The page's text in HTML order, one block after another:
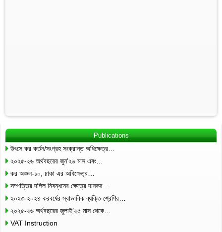
Publications
উৎসে কর কর্তন/সংগ্রহ সংক্রান্ত অধিক্ষেত্র…
২০২৫-২৬ অর্থবছরের জুন’২৬ মাস এবং…
কর অঞ্চল-১০, ঢাকা এর অধিক্ষেত্র…
সম্পত্তির দলিল নিবন্ধনের ক্ষেত্রে দানকর…
২০২৩-২০২৪ করবর্ষের স্বাভাবিক ব্যক্তি শ্রেণির…
২০২৫-২৬ অর্থবছরের জুলাই’২৫ মাস থেকে…
VAT Instruction